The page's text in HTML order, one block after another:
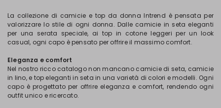
La collezione di camicie e top da donna Intrend è pensata per
valorizzare lo stile di ogni donna. Dalle camicie in seta eleganti
per una serata speciale, ai top in cotone leggeri per un look
casual, ogni capo è pensato per offrire il massimo comfort.
Eleganza e comfort
Nel nostro ricco catalogo non mancano camicie di seta, camicie
in lino, e top eleganti in seta in una varietà di colori e modelli. Ogni
capo è progettato per offrire eleganza e comfort, rendendo ogni
outfit unico e ricercato.